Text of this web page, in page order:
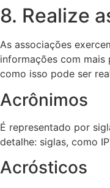
8. Realize
As associações
informações com mais
como isso pode ser
Acrônimos
É representado por
detalhe: siglas, como
Acrósticos